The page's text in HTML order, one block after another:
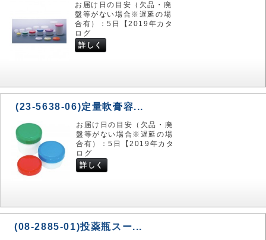
お届け日の目安（欠品・廃
盤等がない場合※遅延の場
合有）：5日【2019年カタ
ログ
詳しく
(23-5638-06)定量軟膏容...
お届け日の目安（欠品・廃
盤等がない場合※遅延の場
合有）：5日【2019年カタ
ログ
詳しく
(08-2885-01)投薬瓶スー...